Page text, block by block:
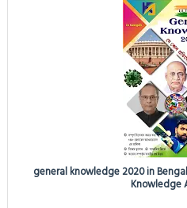
general knowledge 2020 in
Knowledge